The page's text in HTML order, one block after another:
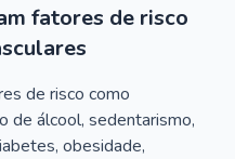
fatores de risco
de risco como
de álcool, sedentarismo,
obesidade,